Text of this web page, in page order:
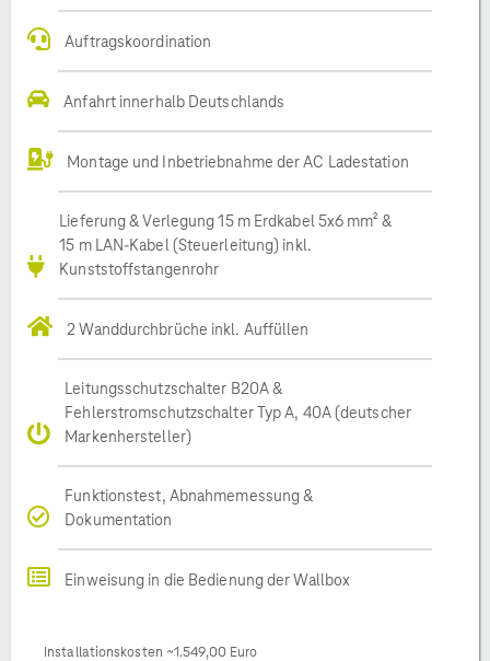
Auftragskoordination
Anfahrt innerhalb Deutschlands
Montage und Inbetriebnahme der AC Ladestation
Lieferung & Verlegung 15 m Erdkabel 5x6 mm² &
15 m LAN-Kabel (Steuerleitung) inkl.
Kunststoffstangenrohr
2 Wanddurchbrüche inkl. Auffüllen
Leitungsschutzschalter B20A &
Fehlerstromschutzschalter Typ A, 40A (deutscher
Markenhersteller)
Funktionstest, Abnahmemessung &
Dokumentation
Einweisung in die Bedienung der Wallbox
Installationskosten ~1.549,00 Euro